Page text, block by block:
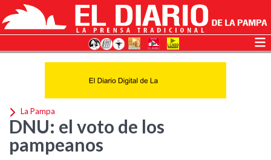
La Pampa
DNU: el voto de los
pampeanos